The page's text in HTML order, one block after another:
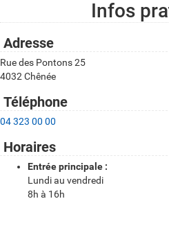
I
n
f
o
s
p
r
Infos
Adresse
Rue des Pontons 25
4032 Chênée
Téléphone
04 323 00 00
Horaires
Entrée principale :
Lundi au vendredi
8h à 16h